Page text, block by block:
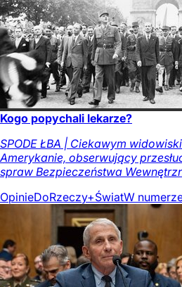
Kogo popychali lekarze?
SPODE ŁBA | Ciekawym
Amerykanie, obserwujący
spraw Bezpieczeństwa
OpinieDoRzeczy+ŚwiatW